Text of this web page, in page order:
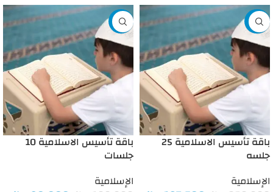
-25%
باقة تأسيس الاسلامية 25
جلسه
الإسلامية
-10%
باقة تأسيس الاسلامية 10
جلسات
الإسلامية